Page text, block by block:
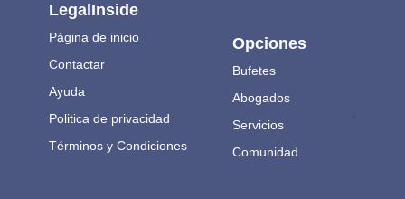
LegalInside
Página de inicio
Contactar
Ayuda
Politica de privacidad
Términos y Condiciones
Opciones
Bufetes
Abogados
Servicios
Comunidad
.